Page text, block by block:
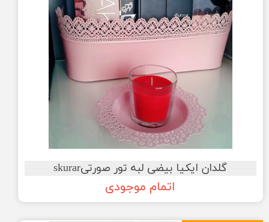
گلدان ایکیا بیضی لبه تور صورتیskurar
اتمام موجودی